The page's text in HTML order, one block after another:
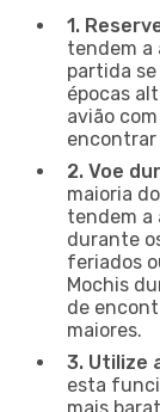
1.
tendem a
partida
épocas
avião
encontrar
2. Voe
maioria
tendem a
durante
feriados
Mochis
de
maiores.
3. Utilize
esta